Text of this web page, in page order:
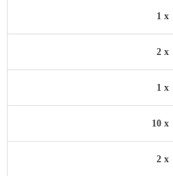
1 x
2 x
1 x
10 x
2 x